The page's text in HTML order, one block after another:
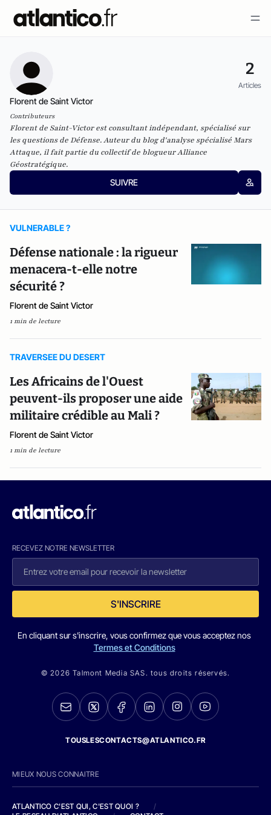
2
Articles
Florent de Saint Victor
Contributeurs
Florent de Saint-Victor est consultant indépendant, spécialisé sur
les questions de Défense. Auteur du blog d'analyse spécialiséMars
Attaque, il fait partie du collectif de blogueurAlliance
Géostratégique.
SUIVRE
VULNERABLE ?
Défense nationale : la rigueur
menacera-t-elle notre
sécurité ?
Florent de Saint Victor
1 min de lecture
TRAVERSEE DU DESERT
Les Africains de l'Ouest
peuvent-ils proposer une aide
militaire crédible au Mali ?
Florent de Saint Victor
1 min de lecture
RECEVEZ NOTRE NEWSLETTER
S'INSCRIRE
En cliquant sur s'inscrire, vous confirmez que vous acceptez nos
Termes et Conditions
© 2026 Talmont Media SAS. tous droits réservés.
TOUSLESCONTACTS@ATLANTICO.FR
MIEUX NOUS CONNAITRE
ATLANTICO C'EST QUI, C'EST QUOI ?
/